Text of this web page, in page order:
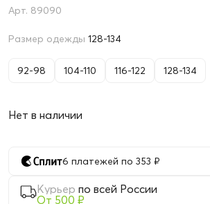
89090
Размер одежды 128-134
92-98 104-110 116-122 128-134
Нет в наличии
6 платежей по 353 ₽
Курьер по всей России
От 500 ₽